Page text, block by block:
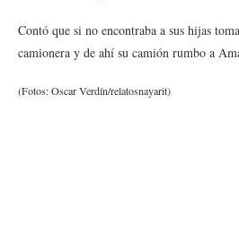
Contó que si no encontraba a sus hijas
camionera y de ahí su camión rumbo a
(Fotos: Oscar Verdín/relatosnayarit)